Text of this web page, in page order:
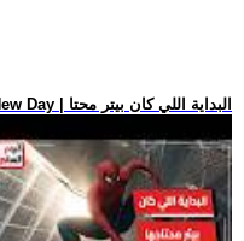
.. فيلم Spider-Man: Brand New Day | البداية اللي كان بيتر محتا